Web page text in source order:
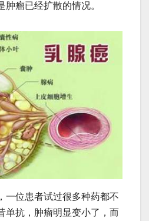
瘤已经扩散的情况。
位患者试过很多种药都不
单抗，肿瘤明显变小了，而